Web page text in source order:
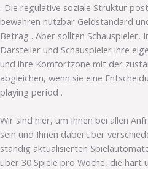
. Die regulative soziale Struktur
bewahren nutzbar Geldstandard
Betrag . Aber sollten Schauspieler,
Darsteller und Schauspieler ihre
und ihre Komfortzone mit der
abgleichen, wenn sie eine
playing period .
Wir sind hier, um Ihnen bei allen
sein und Ihnen dabei über
ständig aktualisierten
über 30 Spiele pro Woche, die hart